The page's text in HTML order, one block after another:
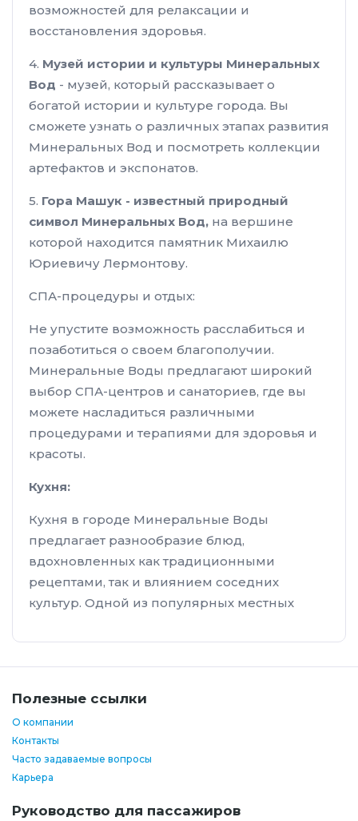
возможностей для релаксации и
восстановления здоровья.
4. Музей истории и культуры Минеральных
Вод - музей, который рассказывает о
богатой истории и культуре города. Вы
сможете узнать о различных этапах развития
Минеральных Вод и посмотреть коллекции
артефактов и экспонатов.
5. Гора Машук - известный природный
символ Минеральных Вод, на вершине
которой находится памятник Михаилю
Юриевичу Лермонтову.
СПА-процедуры и отдых:
Не упустите возможность расслабиться и
позаботиться о своем благополучии.
Минеральные Воды предлагают широкий
выбор СПА-центров и санаториев, где вы
можете насладиться различными
процедурами и терапиями для здоровья и
красоты.
Кухня:
Кухня в городе Минеральные Воды
предлагает разнообразие блюд,
вдохновленных как традиционными
рецептами, так и влиянием соседних
культур. Одной из популярных местных
Полезные ссылки
О компании
Контакты
Часто задаваемые вопросы
Карьера
Руководство для пассажиров